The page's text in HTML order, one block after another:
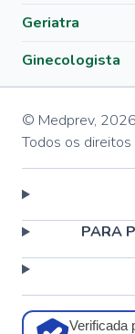
Geriatra
Ginecologista
© Medprev, 2026
Todos os
PARA
Verificada